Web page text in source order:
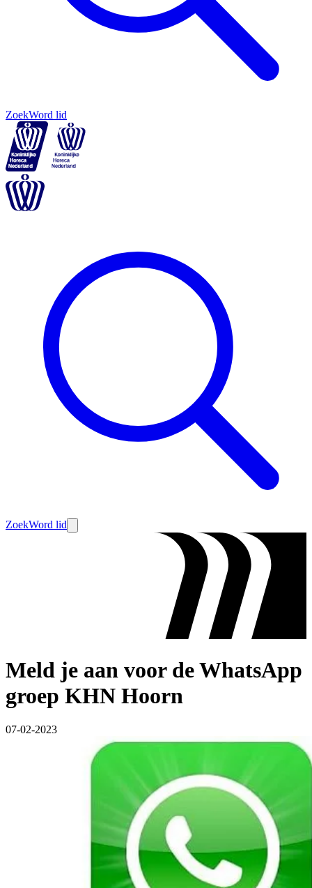
ZoekWord lid
ZoekWord lid
Meld je aan voor de WhatsApp
groep KHN Hoorn
07-02-2023